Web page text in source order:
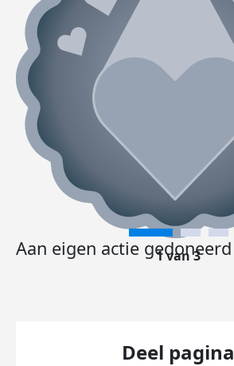
Aan eigen actie gedoneerd
1 van 3
Deel pagina